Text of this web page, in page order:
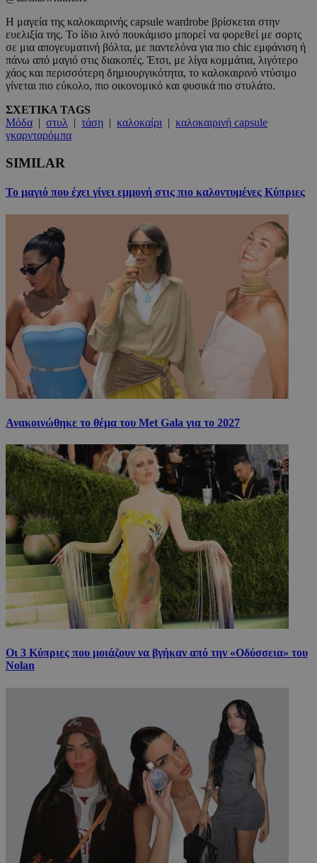
Η μαγεία της καλοκαιρινής capsule wardrobe βρίσκεται στην
ευελιξία της. Το ίδιο λινό πουκάμισο μπορεί να φορεθεί με σορτς
σε μια απογευματινή βόλτα, με παντελόνα για πιο chic εμφάνιση ή
πάνω από μαγιό στις διακοπές. Έτσι, με λίγα κομμάτια, λιγότερο
χάος και περισσότερη δημιουργικότητα, το καλοκαιρινό ντύσιμο
γίνεται πιο εύκολο, πιο οικονομικό και φυσικά πιο στυλάτο.
ΣΧΕΤΙΚΑ TAGS
Μόδα | στυλ | τάση | καλοκαίρι | καλοκαιρινή capsule
γκαρνταρόμπα
SIMILAR
Το μαγιό που έχει γίνει εμμονή στις πιο καλοντυμένες Κύπριες
Ανακοινώθηκε το θέμα του Met Gala για το 2027
Οι 3 Κύπριες που μοιάζουν να βγήκαν από την «Οδύσσεια» του
Nolan